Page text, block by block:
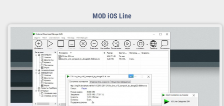
MODiOS Line